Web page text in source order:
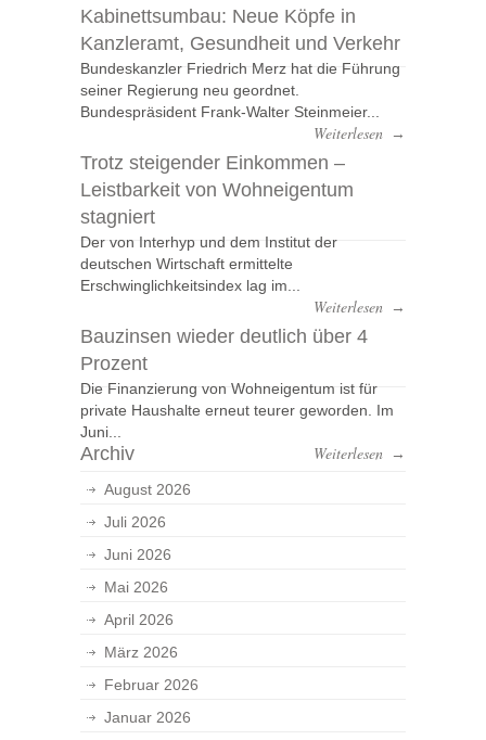
Kabinettsumbau: Neue Köpfe in
Kanzleramt, Gesundheit und Verkehr
Bundeskanzler Friedrich Merz hat die Führung
seiner Regierung neu geordnet.
Bundespräsident Frank-Walter Steinmeier...
Weiterlesen →
Trotz steigender Einkommen –
Leistbarkeit von Wohneigentum
stagniert
Der von Interhyp und dem Institut der
deutschen Wirtschaft ermittelte
Erschwinglichkeitsindex lag im...
Weiterlesen →
Bauzinsen wieder deutlich über 4
Prozent
Die Finanzierung von Wohneigentum ist für
private Haushalte erneut teurer geworden. Im
Juni...
Weiterlesen →
Archiv
August 2026
Juli 2026
Juni 2026
Mai 2026
April 2026
März 2026
Februar 2026
Januar 2026